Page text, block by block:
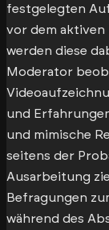
festgelegten
vor dem aktiven
werden diese
Moderator
und
und mimische
seitens der
Ausarbeitung
Befragungen
während des